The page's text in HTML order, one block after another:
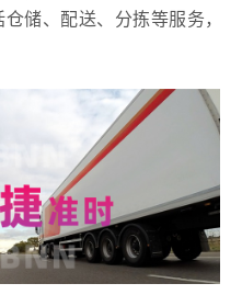
储、配送、分拣等服务，